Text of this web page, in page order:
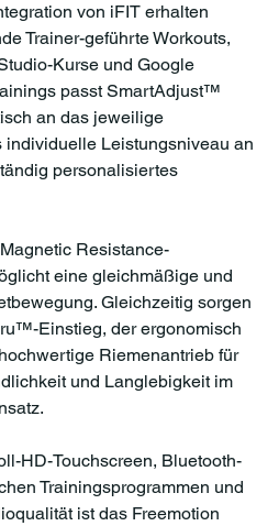
von iFIT erhalten
Trainer-geführte Workouts,
Kurse und Google
passt SmartAdjust™
an das jeweilige
Leistungsniveau an
personalisiertes
Resistance-
eine gleichmäßige und
Gleichzeitig sorgen
Einstieg, der ergonomisch
Riemenantrieb für
und Langlebigkeit im
HD-Touchscreen, Bluetooth-
Trainingsprogrammen und
ist das Freemotion